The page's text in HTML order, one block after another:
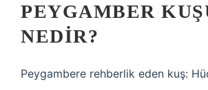
PEYGAMBER
NEDIR?
Peygambere rehberlik eden kuş: